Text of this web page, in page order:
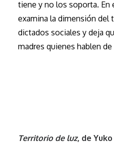
tiene y no los soporta. En
examina la dimensión del
dictados sociales y deja
madres quienes hablen
Territorio de luz, de